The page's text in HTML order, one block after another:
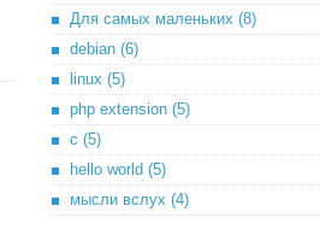
Для самых маленьких (8)
debian (6)
linux (5)
php extension (5)
c (5)
hello world (5)
мысли вслух (4)